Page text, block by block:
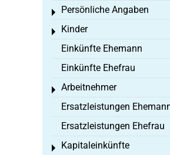
Persönliche Angaben
Toggle menu
Kinder
Toggle menu
Einkünfte Ehemann
Einkünfte Ehefrau
Arbeitnehmer
Toggle menu
Ersatzleistungen
Ersatzleistungen Ehefrau
Kapitaleinkünfte
Toggle menu